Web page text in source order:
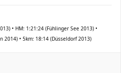
• HM: 1:21:24 (Fühlinger See 2013) •
2014) • 5km: 18:14 (Düsseldorf 2013)